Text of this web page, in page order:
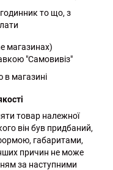
то що, з
магазинах)
"Самовивіз"
в магазині
товар належної
він був придбаний,
габаритами,
причин не може
за наступними